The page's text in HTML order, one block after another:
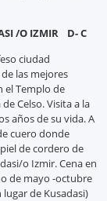
/O IZMIR
D- C
ciudad
las mejores
el Templo de
Celso. Visita a la
años de su vida. A
cuero donde
de cordero de
o Izmir. Cena en
de mayo -octubre
de Kusadasi)